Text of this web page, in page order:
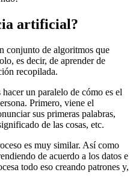
artificial?
conjunto de algoritmos que
es decir, de aprender de
recopilada.
un paralelo de cómo es el
Primero, viene el
sus primeras palabras,
de las cosas, etc.
es muy similar. Así como
de acuerdo a los datos e
todo eso creando patrones y,